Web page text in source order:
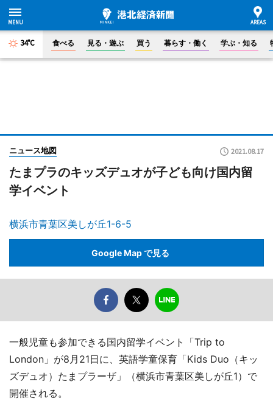
34°C 食べる 見る・遊ぶ 買う 暮らす・働く 学ぶ・知る
ニュース地図 2021.08.17
たまプラのキッズデュオが子ども向け国内留
学イベント
横浜市青葉区美しが丘1-6-5
Google Map で見る
一般児童も参加できる国内留学イベント「Trip to
London」が8月21日に、英語学童保育「Kids Duo（キッ
ズデュオ）たまプラーザ」（横浜市青葉区美しが丘1）で
開催される。